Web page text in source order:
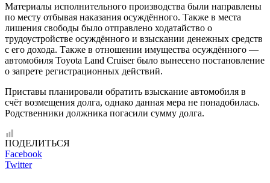
Материалы исполнительного производства были направлены
по месту отбывая наказания осуждённого. Также в места
лишения свободы было отправлено ходатайство о
трудоустройстве осуждённого и взыскании денежных средств
с его дохода. Также в отношении имущества осуждённого —
автомобиля Toyota Land Cruiser было вынесено постановление
о запрете регистрационных действий.
Приставы планировали обратить взыскание автомобиля в
счёт возмещения долга, однако данная мера не понадобилась.
Родственники должника погасили сумму долга.
ПОДЕЛИТЬСЯ
Facebook
Twitter